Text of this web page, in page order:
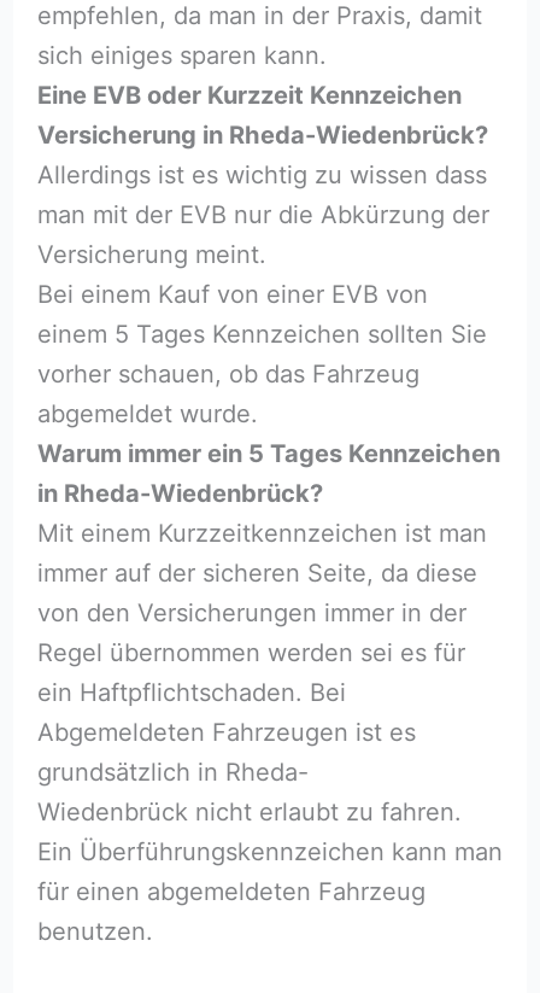
empfehlen, da man in der Praxis, damit
sich einiges sparen kann.
Eine EVB oder Kurzzeit Kennzeichen
Versicherung in Rheda-Wiedenbrück?
Allerdings ist es wichtig zu wissen dass
man mit der EVB nur die Abkürzung der
Versicherung meint.
Bei einem Kauf von einer EVB von
einem 5 Tages Kennzeichen sollten Sie
vorher schauen, ob das Fahrzeug
abgemeldet wurde.
Warum immer ein 5 Tages Kennzeichen
in Rheda-Wiedenbrück?
Mit einem Kurzzeitkennzeichen ist man
immer auf der sicheren Seite, da diese
von den Versicherungen immer in der
Regel übernommen werden sei es für
ein Haftpflichtschaden. Bei
Abgemeldeten Fahrzeugen ist es
grundsätzlich in Rheda-
Wiedenbrück nicht erlaubt zu fahren.
Ein Überführungskennzeichen kann man
für einen abgemeldeten Fahrzeug
benutzen.